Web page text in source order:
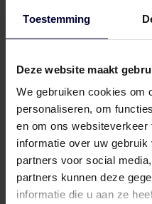
Toestemming
Deze website maakt
We gebruiken cookies om
personaliseren, om
en om ons
informatie over uw
partners voor social
partners kunnen deze
informatie die u aan ze
Verpakking